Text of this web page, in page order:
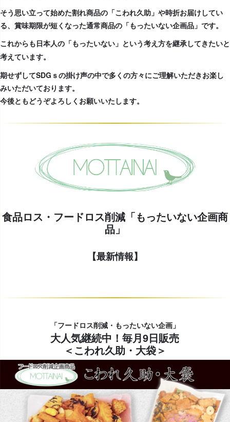
そう思い立って始めた割れ商品の「こわれ久助」や時折お届けしてい
る、賞味期限が短くなった通常商品の「もったいない企画品」です。
これからも日本人の「もったいない」という考え方を継承してきたいと
考えています。
期せずしてSDGｓの掛け声の中で多くの方々にご理解いただきお楽し
みいただいております。
今後ともどうぞよろしくお願いいたします。
食品ロス・フードロス削減「もったいない企画商
品」
【最新情報】
「フードロス削減・もったいない企画」
大人気継続中！毎月9日販売
＜こわれ久助・大袋＞